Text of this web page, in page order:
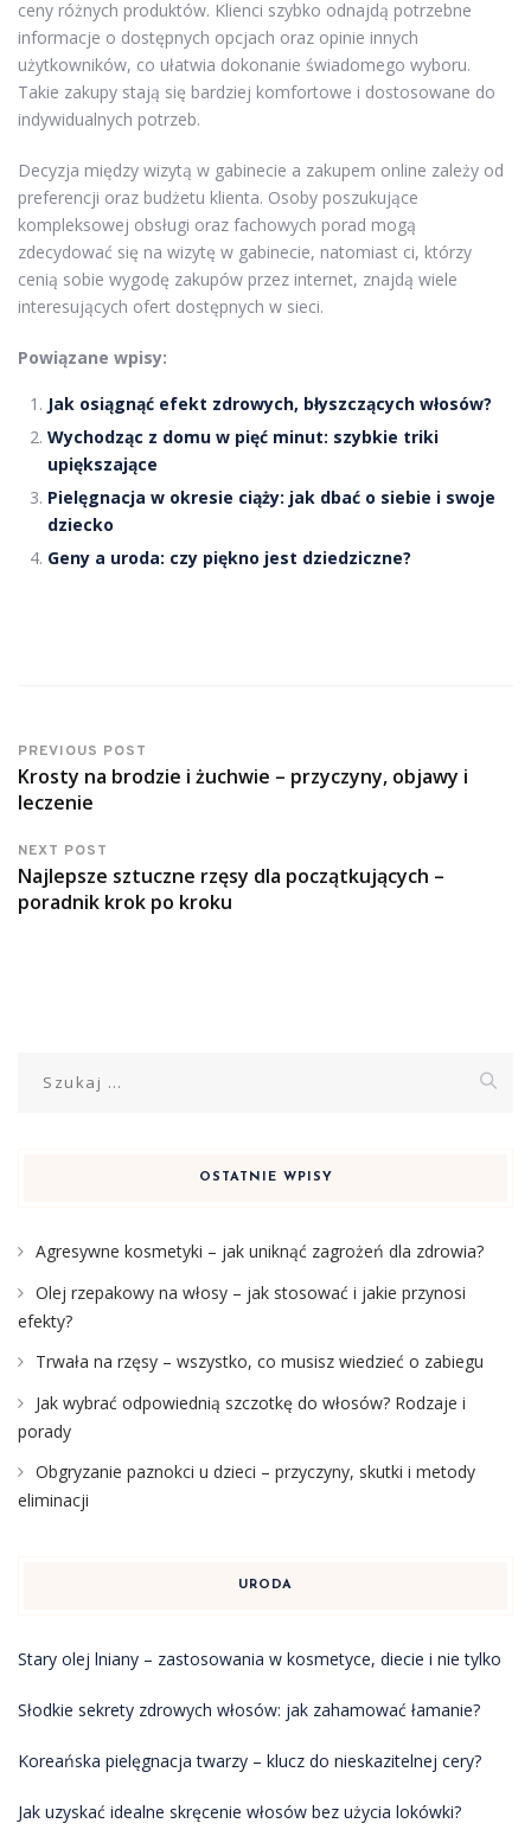
ceny różnych produktów. Klienci szybko odnajdą potrzebne
informacje o dostępnych opcjach oraz opinie innych
użytkowników, co ułatwia dokonanie świadomego wyboru.
Takie zakupy stają się bardziej komfortowe i dostosowane do
indywidualnych potrzeb.
Decyzja między wizytą w gabinecie a zakupem online zależy od
preferencji oraz budżetu klienta. Osoby poszukujące
kompleksowej obsługi oraz fachowych porad mogą
zdecydować się na wizytę w gabinecie, natomiast ci, którzy
cenią sobie wygodę zakupów przez internet, znajdą wiele
interesujących ofert dostępnych w sieci.
Powiązane wpisy:
Jak osiągnąć efekt zdrowych, błyszczących włosów?
Wychodząc z domu w pięć minut: szybkie triki
upiększające
Pielęgnacja w okresie ciąży: jak dbać o siebie i swoje
dziecko
Geny a uroda: czy piękno jest dziedziczne?
PREVIOUS POST
Krosty na brodzie i żuchwie – przyczyny, objawy i
leczenie
NEXT POST
Najlepsze sztuczne rzęsy dla początkujących –
poradnik krok po kroku
OSTATNIE WPISY
Agresywne kosmetyki – jak uniknąć zagrożeń dla zdrowia?
Olej rzepakowy na włosy – jak stosować i jakie przynosi
efekty?
Trwała na rzęsy – wszystko, co musisz wiedzieć o zabiegu
Jak wybrać odpowiednią szczotkę do włosów? Rodzaje i
porady
Obgryzanie paznokci u dzieci – przyczyny, skutki i metody
eliminacji
URODA
Stary olej lniany – zastosowania w kosmetyce, diecie i nie tylko
Słodkie sekrety zdrowych włosów: jak zahamować łamanie?
Koreańska pielęgnacja twarzy – klucz do nieskazitelnej cery?
Jak uzyskać idealne skręcenie włosów bez użycia lokówki?